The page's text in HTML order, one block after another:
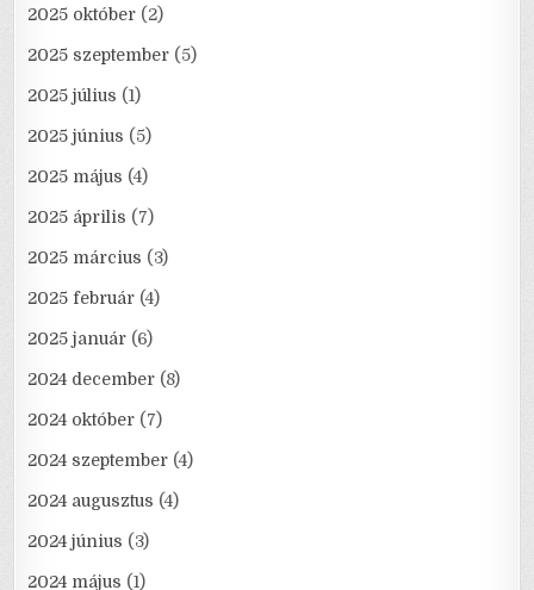
2025 október (2)
2025 szeptember (5)
2025 július (1)
2025 június (5)
2025 május (4)
2025 április (7)
2025 március (3)
2025 február (4)
2025 január (6)
2024 december (8)
2024 október (7)
2024 szeptember (4)
2024 augusztus (4)
2024 június (3)
2024 május (1)